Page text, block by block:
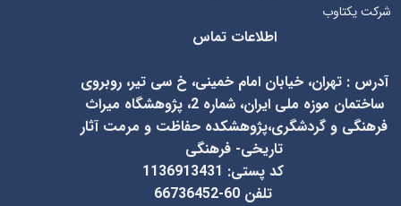
شرکت یکتاوب
اطلاعات تماس
آدرس : تهران، خیابان امام خمینی، خ سی تیر، روبروی
ساختمان موزه ملی ایران، شماره 2، پژوهشگاه میراث
فرهنگی و گردشگری،پژوهشکده حفاظت و مرمت آثار
تاریخی- فرهنگی
کد پستی: 1136913431
تلفن 60-66736452